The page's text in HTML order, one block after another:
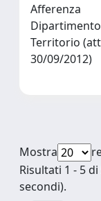
Afferenza
Territorio
30/09/2012)
Mostra
Risultati 1 - 5
secondi).